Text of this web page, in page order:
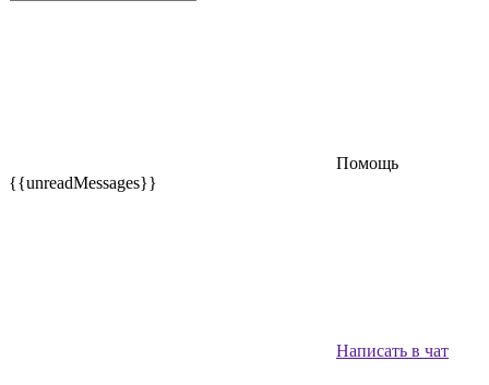
Помощь
{{unreadMessages}}
Написать в чат